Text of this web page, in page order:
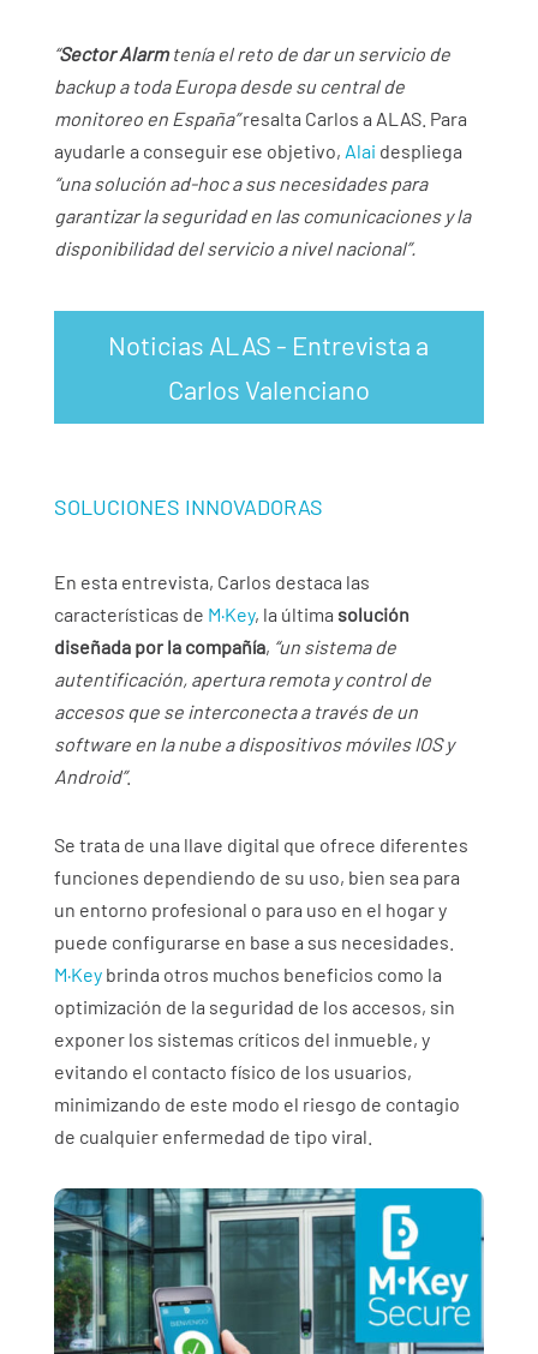
“Sector Alarmtenía el reto de dar un servicio de
backup a toda Europa desde su central de
monitoreo en España”resalta Carlos a ALAS. Para
ayudarle a conseguir ese objetivo, Alai despliega
“una solución ad-hoc a sus necesidades para
garantizar la seguridad en las comunicaciones y la
disponibilidad del servicio a nivel nacional”.
Noticias ALAS - Entrevista a
Carlos Valenciano
SOLUCIONES INNOVADORAS
En esta entrevista, Carlos destaca las
características de M·Key, la última solución
diseñada por la compañía, “un sistema de
autentificación, apertura remota y control de
accesos que se interconecta a través de un
software en la nube a dispositivos móviles IOS y
Android”.
Se trata de una llave digital que ofrece diferentes
funciones dependiendo de su uso, bien sea para
un entorno profesional o para uso en el hogar y
puede configurarse en base a sus necesidades.
M·Keybrinda otros muchos beneficios como la
optimización de la seguridad de los accesos, sin
exponer los sistemas críticos del inmueble, y
evitando el contacto físico de los usuarios,
minimizando de este modo el riesgo de contagio
de cualquier enfermedad de tipo viral.